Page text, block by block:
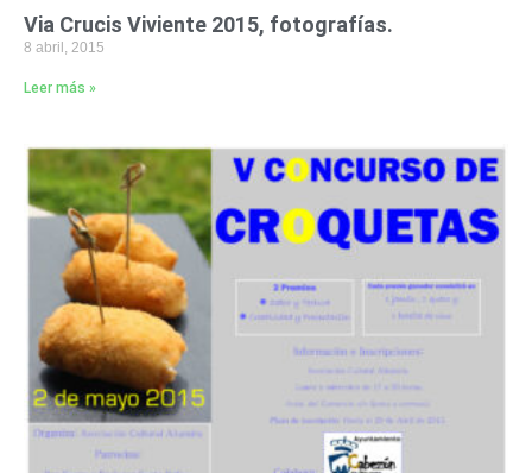
Via Crucis Viviente 2015, fotografías.
8 abril, 2015
Leer más »